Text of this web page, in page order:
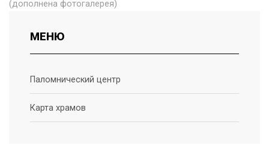
(дополнена фотогалерея)
МЕНЮ
Паломнический центр
Карта храмов